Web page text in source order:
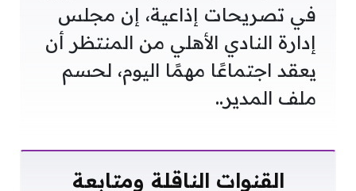
في تصريحات إذاعية، إن مجلس
إدارة النادي الأهلي من المنتظر أن
يعقد اجتماعًا مهمًا اليوم، لحسم
ملف المدير..
القنوات الناقلة ومتابعة